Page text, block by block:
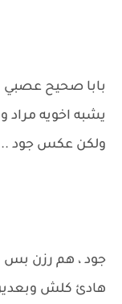
بابا صحيح
يشبه اخويه
ولكن عكس جود ..
جود ، هم رزن بس
هادئ كلش